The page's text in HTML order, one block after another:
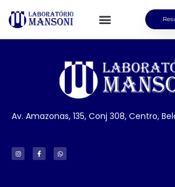
Av. Amazonas, 135, Conj 308, Centro,